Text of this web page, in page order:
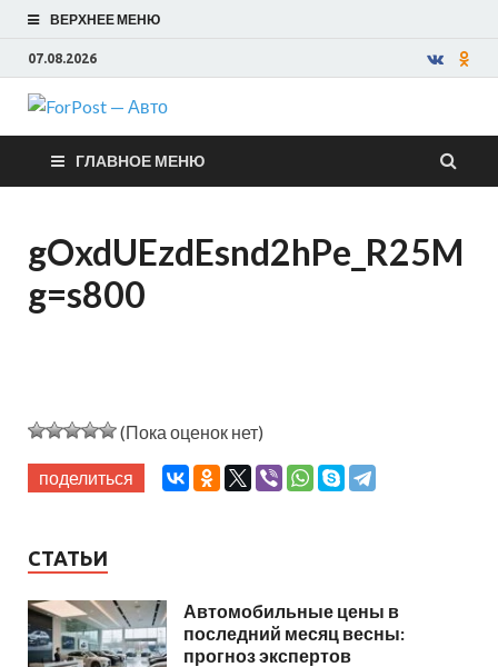
ВЕРХНЕЕ МЕНЮ
07.08.2026
ForPost —
Авто
ГЛАВНОЕ МЕНЮ
gOxdUEzdEsnd2hPe_R25M
g=s800
(Пока оценок нет)
поделиться
СТАТЬИ
Автомобильные цены в
последний месяц весны:
прогноз экспертов